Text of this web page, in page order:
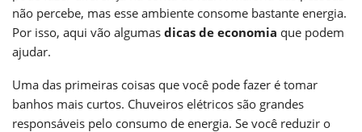
não percebe, mas esse ambiente consome bastante energia.
Por isso, aqui vão algumas dicas de economia que podem
ajudar.
Uma das primeiras coisas que você pode fazer é tomar
banhos mais curtos. Chuveiros elétricos são grandes
responsáveis pelo consumo de energia. Se você reduzir o